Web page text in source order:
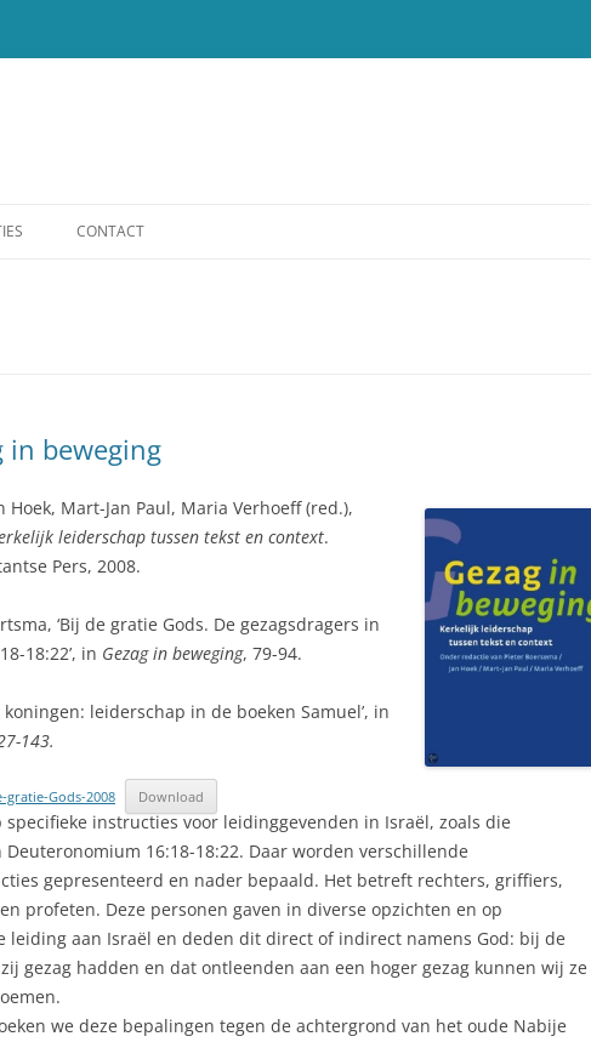
OUDE TESTAMENT
CONTACT
in beweging
Hoek, Mart-Jan Paul, Maria Verhoeff (red.),
leiderschap tussen tekst en context.
Pers, 2008.
‘Bij de gratie Gods. De gezagsdragers in
18:22’, in Gezag in beweging, 79-94.
koningen: leiderschap in de boeken Samuel’, in
143.
gratie-Gods-2008 Download
instructies voor leidinggevenden in Israël, zoals die
16:18-18:22. Daar worden verschillende
gepresenteerd en nader bepaald. Het betreft rechters, griffiers,
profeten. Deze personen gaven in diverse opzichten en op
leiding aan Israël en deden dit direct of indirect namens God: bij de
gezag hadden en dat ontleenden aan een hoger gezag kunnen wij ze
we deze bepalingen tegen de achtergrond van het oude Nabije